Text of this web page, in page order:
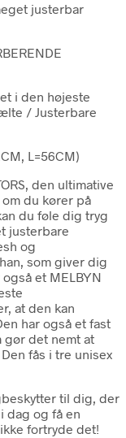
justerbar
i den højeste
/ Justerbare
L=56CM)
den ultimative
du kører på
du føle dig tryg
justerbare
og
som giver dig
et MELBYN
at den kan
har også et fast
det nemt at
fås i tre unisex
til dig, der
dag og få en
fortryde det!